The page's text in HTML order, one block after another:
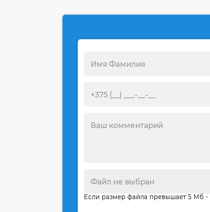
Если размер файла превышает 5 Мб -